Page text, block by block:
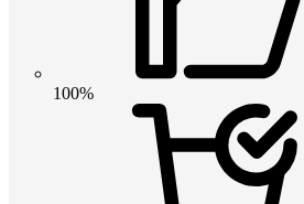
100%